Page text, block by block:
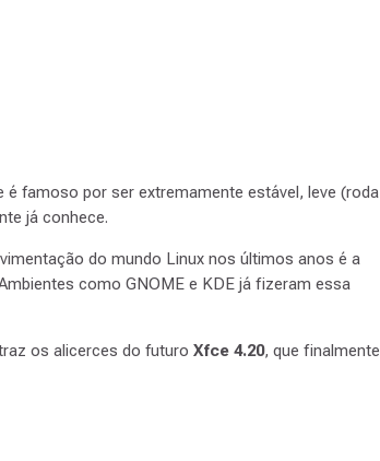
famoso por ser extremamente estável, leve (roda
já conhece.
do mundo Linux nos últimos anos é a
como GNOME e KDE já fizeram essa
os alicerces do futuro Xfce 4.20, que finalmente